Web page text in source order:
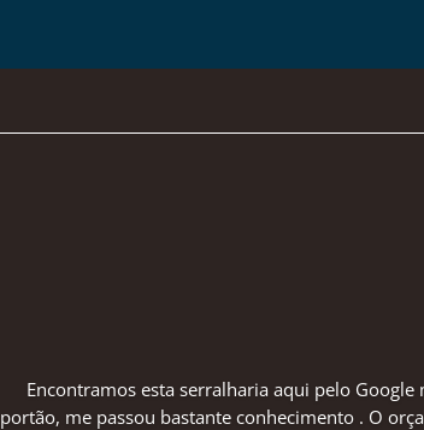
Encontramos esta serralharia aqui pelo
portão, me passou bastante conhecimento . O